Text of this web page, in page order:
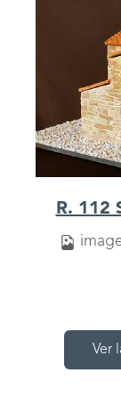
R. 112
Ver